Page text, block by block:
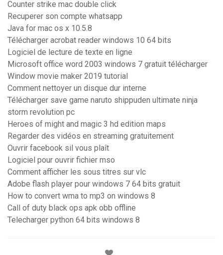
Counter strike mac double click
Recuperer son compte whatsapp
Java for mac os x 10.5.8
Télécharger acrobat reader windows 10 64 bits
Logiciel de lecture de texte en ligne
Microsoft office word 2003 windows 7 gratuit télécharger
Window movie maker 2019 tutorial
Comment nettoyer un disque dur interne
Télécharger save game naruto shippuden ultimate ninja
storm revolution pc
Heroes of might and magic 3 hd edition maps
Regarder des vidéos en streaming gratuitement
Ouvrir facebook sil vous plaît
Logiciel pour ouvrir fichier mso
Comment afficher les sous titres sur vlc
Adobe flash player pour windows 7 64 bits gratuit
How to convert wma to mp3 on windows 8
Call of duty black ops apk obb offline
Telecharger python 64 bits windows 8